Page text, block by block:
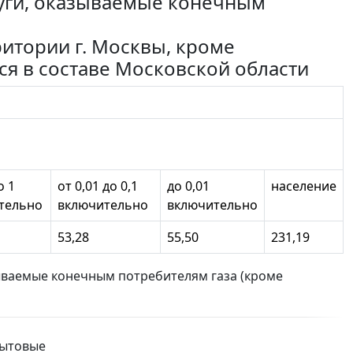
г. Москвы, кроме
в составе Московской области
1
от 0,01 до 0,1
включительно
до 0,01
включительно
население
53,28 55,50 231,19
конечным потребителям газа (кроме